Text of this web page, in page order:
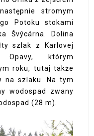
stromym
Potoku stokami
Švýcárna. Dolina
szlak z Karlovej
którym
roku, tutaj także
na szlaku. Na tym
wodospad zwany
(28 m).